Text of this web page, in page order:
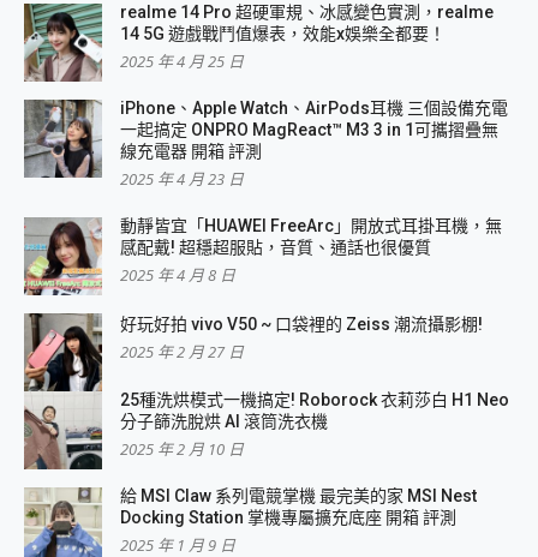
realme 14 Pro 超硬軍規、冰感變色實測，realme
14 5G 遊戲戰鬥值爆表，效能x娛樂全都要！
2025 年 4 月 25 日
iPhone、Apple Watch、AirPods耳機 三個設備充電
一起搞定 ONPRO MagReact™ M3 3 in 1可攜摺疊無
線充電器 開箱 評測
2025 年 4 月 23 日
動靜皆宜「HUAWEI FreeArc」開放式耳掛耳機，無
感配戴! 超穩超服貼，音質、通話也很優質
2025 年 4 月 8 日
好玩好拍 vivo V50 ~ 口袋裡的 Zeiss 潮流攝影棚!
2025 年 2 月 27 日
25種洗烘模式一機搞定! Roborock 衣莉莎白 H1 Neo
分子篩洗脫烘 AI 滾筒洗衣機
2025 年 2 月 10 日
給 MSI Claw 系列電競掌機 最完美的家 MSI Nest
Docking Station 掌機專屬擴充底座 開箱 評測
2025 年 1 月 9 日